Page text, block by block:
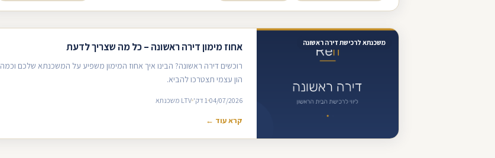
משכנתא לרכישת דירה ראשונה אחוז מימון דירה ראשונה – כל מה שצריך לדעת
רוכשים דירה ראשונה? הבינו איך אחוז המימון משפיע על המשכנתא שלכם וכמה
הון עצמי תצטרכו להביא.
04/07/2026 1 דק' LTV משכנתא
קרא עוד ←